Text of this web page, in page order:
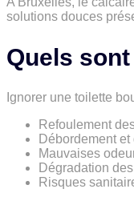
solutions douces
Quels
Ignorer une toilette
Refoulement
Débordement
Mauvaises
Dégradation
Risques